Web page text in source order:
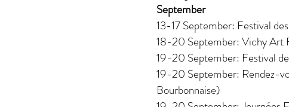
September
13-17 September: Festival
18-20 September: Vichy Art
19-20 September: Festival
19-20 September: Rendez-
Bourbonnaise)